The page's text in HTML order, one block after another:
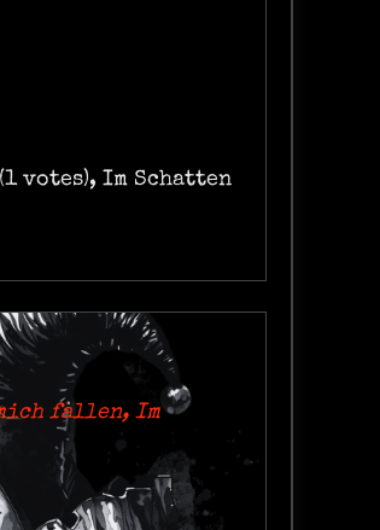
votes), Im Schatten
fallen, Im